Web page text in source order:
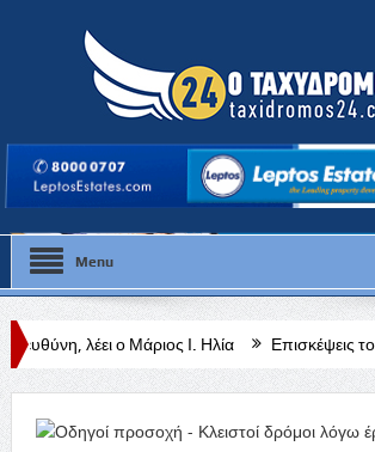
Menu
Ι. Ηλία Επισκέψεις του νέου
Πίνακας (VIES) για τον